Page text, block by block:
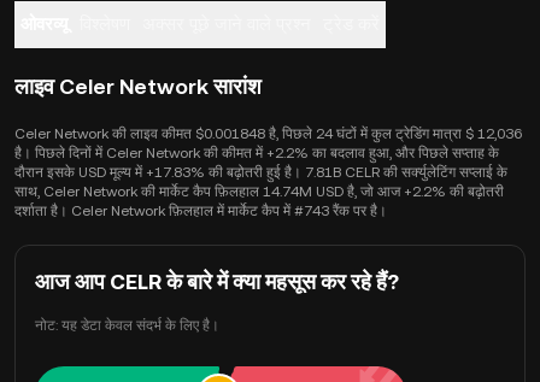
लाइव Celer Network सारांश
Celer Network की लाइव कीमत $0.001848 है, पिछले 24 घंटों में कुल ट्रेडिंग मात्रा $ 12,036
है। पिछले दिनों में Celer Network की कीमत में +2.2% का बदलाव हुआ, और पिछले सप्ताह के
दौरान इसके USD मूल्य में +17.83% की बढ़ोतरी हुई है। 7.81B CELR की सर्क्युलेटिंग सप्लाई के
साथ, Celer Network की मार्केट कैप फ़िलहाल 14.74M USD है, जो आज +2.2% की बढ़ोतरी
दर्शाता है। Celer Network फ़िलहाल में मार्केट कैप में #743 रैंक पर है।
आज आप CELR के बारे में क्या महसूस कर रहे हैं?
नोट: यह डेटा केवल संदर्भ के लिए है।